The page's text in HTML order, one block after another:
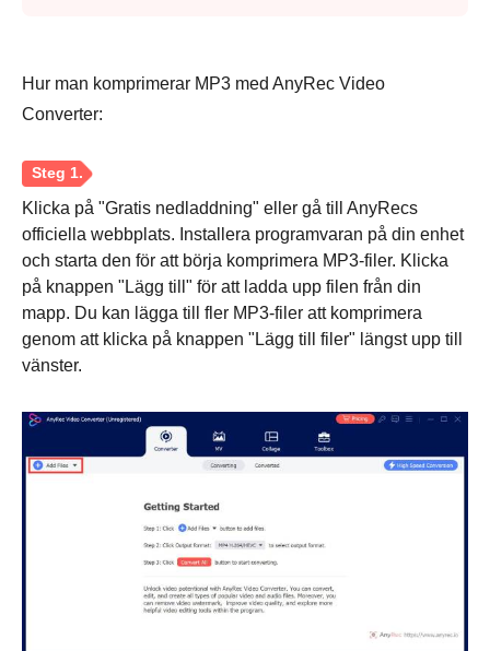
Hur man komprimerar MP3 med AnyRec Video
Converter:
Klicka på "Gratis nedladdning" eller gå till AnyRecs
officiella webbplats. Installera programvaran på din enhet
och starta den för att börja komprimera MP3-filer. Klicka
på knappen "Lägg till" för att ladda upp filen från din
mapp. Du kan lägga till fler MP3-filer att komprimera
genom att klicka på knappen "Lägg till filer" längst upp till
vänster.